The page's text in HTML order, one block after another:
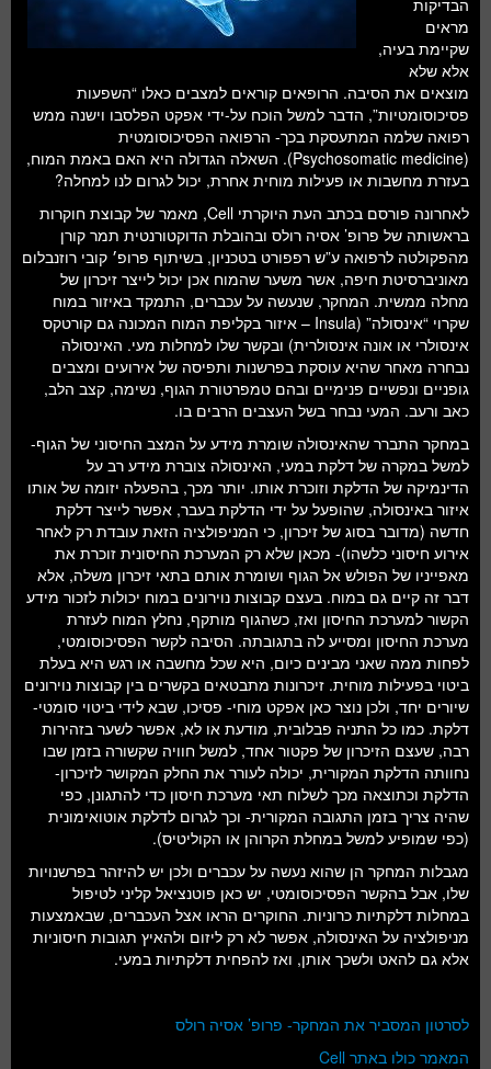
הבדיקות
מראים
שקיימת בעיה,
אלא שלא
מוצאים את הסיבה. הרופאים קוראים למצבים כאלו “השפעות
פסיכוסומטיות”, הדבר למשל הוכח על-ידי אפקט הפלסבו וישנה ממש
רפואה שלמה המתעסקת בכך- הרפואה הפסיכוסומטית
(Psychosomatic medicine). השאלה הגדולה היא האם באמת המוח,
בעזרת מחשבות או פעילות מוחית אחרת, יכול לגרום לנו למחלה?
לאחרונה פורסם בכתב העת היוקרתי Cell, מאמר של קבוצת חוקרות
בראשותה של פרופ’ אסיה רולס ובהובלת הדוקטורנטית תמר קורן
מהפקולטה לרפואה ע”ש רפפורט בטכניון, בשיתוף פרופ׳ קובי רוזנבלום
מאוניברסיטת חיפה, אשר משער שהמוח אכן יכול לייצר זיכרון של
מחלה ממשית. המחקר, שנעשה על עכברים, התמקד באיזור במוח
שקרוי “אינסולה” (Insula – איזור בקליפת המוח המכונה גם קורטקס
אינסולרי או אונה אינסולרית) ובקשר שלו למחלות מעי. האינסולה
נבחרה מאחר שהיא עוסקת בפרשנות ותפיסה של אירועים ומצבים
גופניים ונפשיים פנימיים ובהם טמפרטורת הגוף, נשימה, קצב הלב,
כאב ורעב. המעי נבחר בשל העצבים הרבים בו.
במחקר התברר שהאינסולה שומרת מידע על המצב החיסוני של הגוף-
למשל במקרה של דלקת במעי, האינסולה צוברת מידע רב על
הדינמיקה של הדלקת וזוכרת אותו. יותר מכך, בהפעלה יזומה של אותו
איזור באינסולה, שהופעל על ידי הדלקת בעבר, אפשר לייצר דלקת
חדשה (מדובר בסוג של זיכרון, כי המניפולציה הזאת עובדת רק לאחר
אירוע חיסוני כלשהו)- מכאן שלא רק המערכת החיסונית זוכרת את
מאפייניו של הפולש אל הגוף ושומרת אותם בתאי זיכרון משלה, אלא
דבר זה קיים גם במוח. בעצם קבוצות נוירונים במוח יכולות לזכור מידע
הקשור למערכת החיסון ואז, כשהגוף מותקף, נחלץ המוח לעזרת
מערכת החיסון ומסייע לה בתגובתה. הסיבה לקשר הפסיכוסומטי,
לפחות ממה שאני מבינים כיום, היא שכל מחשבה או רגש היא בעלת
ביטוי בפעילות מוחית. זיכרונות מתבטאים בקשרים בין קבוצות נוירונים
שיורים יחד, ולכן נוצר כאן אפקט מוחי- פסיכו, שבא לידי ביטוי סומטי-
דלקת. כמו כל התניה פבלובית, מודעת או לא, אפשר לשער בזהירות
רבה, שעצם הזיכרון של פקטור אחד, למשל חוויה שקשורה בזמן שבו
נחוותה הדלקת המקורית, יכולה לעורר את החלק המקושר לזיכרון-
הדלקת וכתוצאה מכך לשלוח תאי מערכת חיסון כדי להתגונן, כפי
שהיה צריך בזמן התגובה המקורית- וכך לגרום לדלקת אוטואימונית
(כפי שמופיע למשל במחלת הקרוהן או הקוליטיס).
מגבלות המחקר הן שהוא נעשה על עכברים ולכן יש להיזהר בפרשנויות
שלו, אבל בהקשר הפסיכוסומטי, יש כאן פוטנציאל קליני לטיפול
במחלות דלקתיות כרוניות. החוקרים הראו אצל העכברים, שבאמצעות
מניפולציה על האינסולה, אפשר לא רק ליזום ולהאיץ תגובות חיסוניות
אלא גם להאט ולשכך אותן, ואז להפחית דלקתיות במעי.
לסרטון המסביר את המחקר- פרופ’ אסיה רולס
המאמר כולו באתר Cell